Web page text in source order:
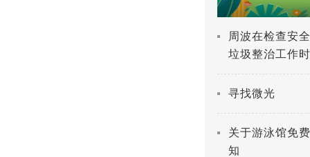
周波在检查安
垃圾整治工作
人民战争 深入
寻找微光
关于游泳馆免
知